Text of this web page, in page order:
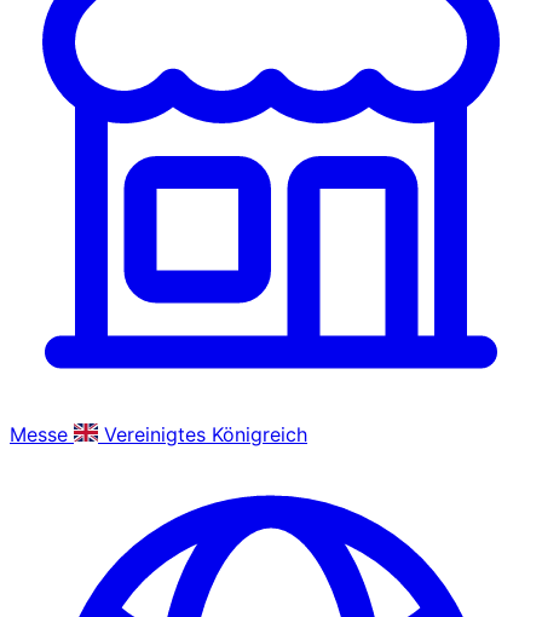
Messe Vereinigtes Königreich